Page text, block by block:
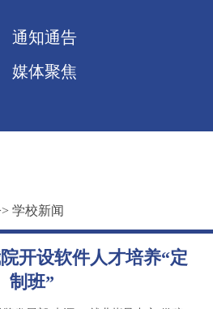
通知通告
媒体聚焦
学校新闻
开设软件人才培养“定
制班”